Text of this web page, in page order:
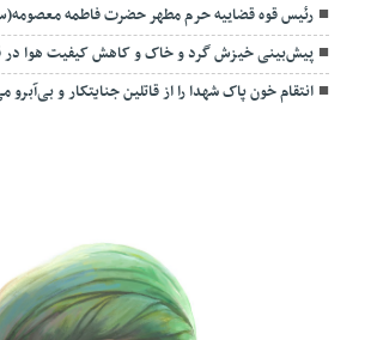
رئیس قوه قضاییه حرم مطهر حضرت فاطمه
پیش‌بینی خیزش گرد و خاک و کاهش کیفیت هوا در
انتقام خون پاک شهدا را از قاتلین جنایتکار و بی‌آبرو